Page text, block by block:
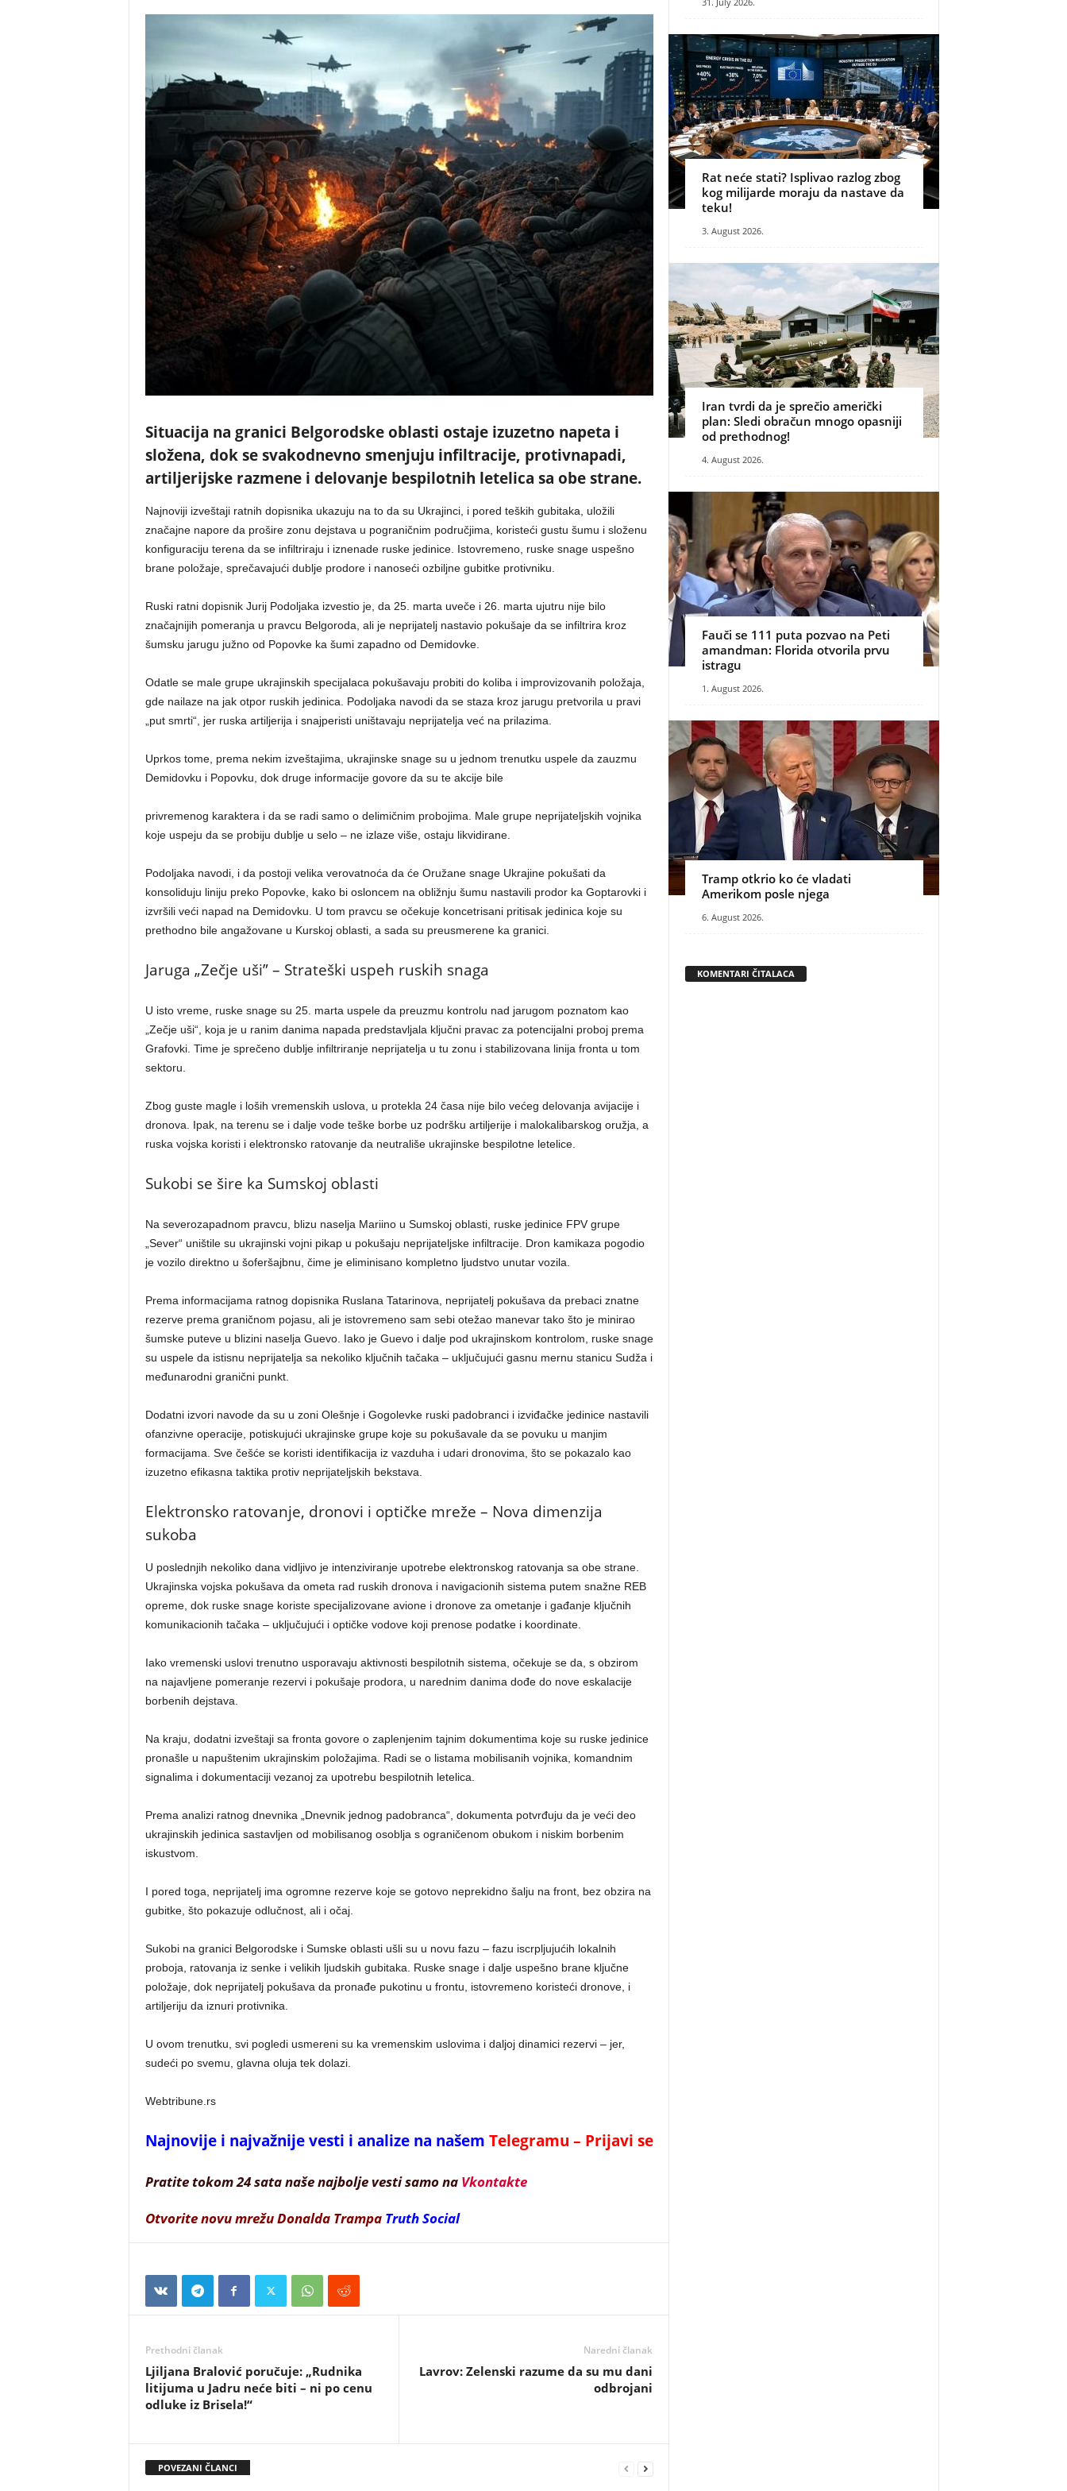
Situacija na granici Belgorodske oblasti ostaje izuzetno napeta i
složena, dok se svakodnevno smenjuju infiltracije, protivnapadi,
artiljerijske razmene i delovanje bespilotnih letelica sa obe strane.
Najnoviji izveštaji ratnih dopisnika ukazuju na to da su Ukrajinci, i pored teških gubitaka, uložili
značajne napore da prošire zonu dejstava u pograničnim područjima, koristeći gustu šumu i složenu
konfiguraciju terena da se infiltriraju i iznenade ruske jedinice. Istovremeno, ruske snage uspešno
brane položaje, sprečavajući dublje prodore i nanoseći ozbiljne gubitke protivniku.
Ruski ratni dopisnik Jurij Podoljaka izvestio je, da 25. marta uveče i 26. marta ujutru nije bilo
značajnijih pomeranja u pravcu Belgoroda, ali je neprijatelj nastavio pokušaje da se infiltrira kroz
šumsku jarugu južno od Popovke ka šumi zapadno od Demidovke.
Odatle se male grupe ukrajinskih specijalaca pokušavaju probiti do koliba i improvizovanih položaja,
gde nailaze na jak otpor ruskih jedinica. Podoljaka navodi da se staza kroz jarugu pretvorila u pravi
„put smrti“, jer ruska artiljerija i snajperisti uništavaju neprijatelja već na prilazima.
Uprkos tome, prema nekim izveštajima, ukrajinske snage su u jednom trenutku uspele da zauzmu
Demidovku i Popovku, dok druge informacije govore da su te akcije bile
privremenog karaktera i da se radi samo o delimičnim probojima. Male grupe neprijateljskih vojnika
koje uspeju da se probiju dublje u selo – ne izlaze više, ostaju likvidirane.
Podoljaka navodi, i da postoji velika verovatnoća da će Oružane snage Ukrajine pokušati da
konsoliduju liniju preko Popovke, kako bi osloncem na obližnju šumu nastavili prodor ka Goptarovki i
izvršili veći napad na Demidovku. U tom pravcu se očekuje koncetrisani pritisak jedinica koje su
prethodno bile angažovane u Kurskoj oblasti, a sada su preusmerene ka granici.
Jaruga „Zečje uši” – Strateški uspeh ruskih snaga
U isto vreme, ruske snage su 25. marta uspele da preuzmu kontrolu nad jarugom poznatom kao
„Zečje uši“, koja je u ranim danima napada predstavljala ključni pravac za potencijalni proboj prema
Grafovki. Time je sprečeno dublje infiltriranje neprijatelja u tu zonu i stabilizovana linija fronta u tom
sektoru.
Zbog guste magle i loših vremenskih uslova, u protekla 24 časa nije bilo većeg delovanja avijacije i
dronova. Ipak, na terenu se i dalje vode teške borbe uz podršku artiljerije i malokalibarskog oružja, a
ruska vojska koristi i elektronsko ratovanje da neutrališe ukrajinske bespilotne letelice.
Sukobi se šire ka Sumskoj oblasti
Na severozapadnom pravcu, blizu naselja Mariino u Sumskoj oblasti, ruske jedinice FPV grupe
„Sever“ uništile su ukrajinski vojni pikap u pokušaju neprijateljske infiltracije. Dron kamikaza pogodio
je vozilo direktno u šoferšajbnu, čime je eliminisano kompletno ljudstvo unutar vozila.
Prema informacijama ratnog dopisnika Ruslana Tatarinova, neprijatelj pokušava da prebaci znatne
rezerve prema graničnom pojasu, ali je istovremeno sam sebi otežao manevar tako što je minirao
šumske puteve u blizini naselja Guevo. Iako je Guevo i dalje pod ukrajinskom kontrolom, ruske snage
su uspele da istisnu neprijatelja sa nekoliko ključnih tačaka – uključujući gasnu mernu stanicu Sudža i
međunarodni granični punkt.
Dodatni izvori navode da su u zoni Olešnje i Gogolevke ruski padobranci i izviđačke jedinice nastavili
ofanzivne operacije, potiskujući ukrajinske grupe koje su pokušavale da se povuku u manjim
formacijama. Sve češće se koristi identifikacija iz vazduha i udari dronovima, što se pokazalo kao
izuzetno efikasna taktika protiv neprijateljskih bekstava.
Elektronsko ratovanje, dronovi i optičke mreže – Nova dimenzija
sukoba
U poslednjih nekoliko dana vidljivo je intenziviranje upotrebe elektronskog ratovanja sa obe strane.
Ukrajinska vojska pokušava da ometa rad ruskih dronova i navigacionih sistema putem snažne REB
opreme, dok ruske snage koriste specijalizovane avione i dronove za ometanje i gađanje ključnih
komunikacionih tačaka – uključujući i optičke vodove koji prenose podatke i koordinate.
Iako vremenski uslovi trenutno usporavaju aktivnosti bespilotnih sistema, očekuje se da, s obzirom
na najavljene pomeranje rezervi i pokušaje prodora, u narednim danima dođe do nove eskalacije
borbenih dejstava.
Na kraju, dodatni izveštaji sa fronta govore o zaplenjenim tajnim dokumentima koje su ruske jedinice
pronašle u napuštenim ukrajinskim položajima. Radi se o listama mobilisanih vojnika, komandnim
signalima i dokumentaciji vezanoj za upotrebu bespilotnih letelica.
Prema analizi ratnog dnevnika „Dnevnik jednog padobranca“, dokumenta potvrđuju da je veći deo
ukrajinskih jedinica sastavljen od mobilisanog osoblja s ograničenom obukom i niskim borbenim
iskustvom.
I pored toga, neprijatelj ima ogromne rezerve koje se gotovo neprekidno šalju na front, bez obzira na
gubitke, što pokazuje odlučnost, ali i očaj.
Sukobi na granici Belgorodske i Sumske oblasti ušli su u novu fazu – fazu iscrpljujućih lokalnih
proboja, ratovanja iz senke i velikih ljudskih gubitaka. Ruske snage i dalje uspešno brane ključne
položaje, dok neprijatelj pokušava da pronađe pukotinu u frontu, istovremeno koristeći dronove, i
artiljeriju da iznuri protivnika.
U ovom trenutku, svi pogledi usmereni su ka vremenskim uslovima i daljoj dinamici rezervi – jer,
sudeći po svemu, glavna oluja tek dolazi.
Webtribune.rs
Najnovije i najvažnije vesti i analize na našem Telegramu – Prijavi se
Pratite tokom 24 sata naše najbolje vesti samo na Vkontakte
Otvorite novu mrežu Donalda Trampa Truth Social
Prethodni članak
Ljiljana Bralović poručuje: „Rudnika
litijuma u Jadru neće biti – ni po cenu
odluke iz Brisela!“
Naredni članak
Lavrov: Zelenski razume da su mu dani
odbrojani
POVEZANI ČLANCI
Rat neće stati? Isplivao razlog zbog
kog milijarde moraju da nastave da
teku!
3. August 2026.
Iran tvrdi da je sprečio američki
plan: Sledi obračun mnogo opasniji
od prethodnog!
4. August 2026.
Fauči se 111 puta pozvao na Peti
amandman: Florida otvorila prvu
istragu
1. August 2026.
Tramp otkrio ko će vladati
Amerikom posle njega
6. August 2026.
KOMENTARI ČITALACA